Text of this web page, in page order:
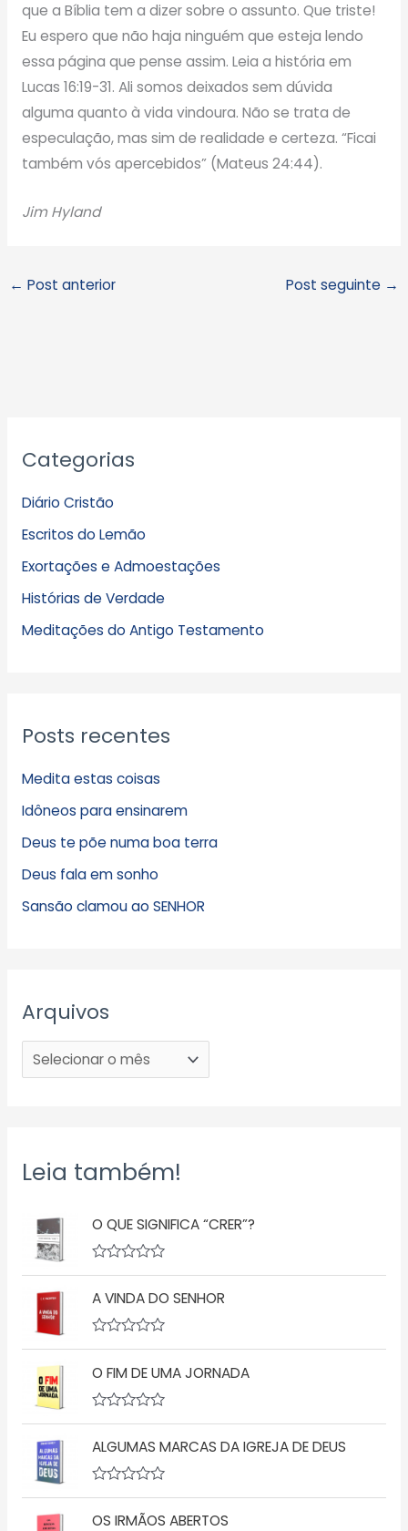
que a Bíblia tem a dizer sobre o assunto. Que triste!
Eu espero que não haja ninguém que esteja lendo
essa página que pense assim. Leia a história em
Lucas 16:19-31. Ali somos deixados sem dúvida
alguma quanto à vida vindoura. Não se trata de
especulação, mas sim de realidade e certeza. “Ficai
também vós apercebidos” (Mateus 24:44).
Jim Hyland
← Post anterior Post seguinte →
Categorias
Diário Cristão
Escritos do Lemão
Exortações e Admoestações
Histórias de Verdade
Meditações do Antigo Testamento
Posts recentes
Medita estas coisas
Idôneos para ensinarem
Deus te põe numa boa terra
Deus fala em sonho
Sansão clamou ao SENHOR
Arquivos
r
i
v
o
s
Leia também!
O QUE SIGNIFICA “CRER”?
a
i
ç
ã
o
0
d
e
A VINDA DO SENHOR
A
a
i
ç
ã
o
0
d
e
O FIM DE UMA JORNADA
a
i
ç
ã
ALGUMAS MARCAS DA IGREJA DE DEUS
A
a
OS IRMÃOS ABERTOS